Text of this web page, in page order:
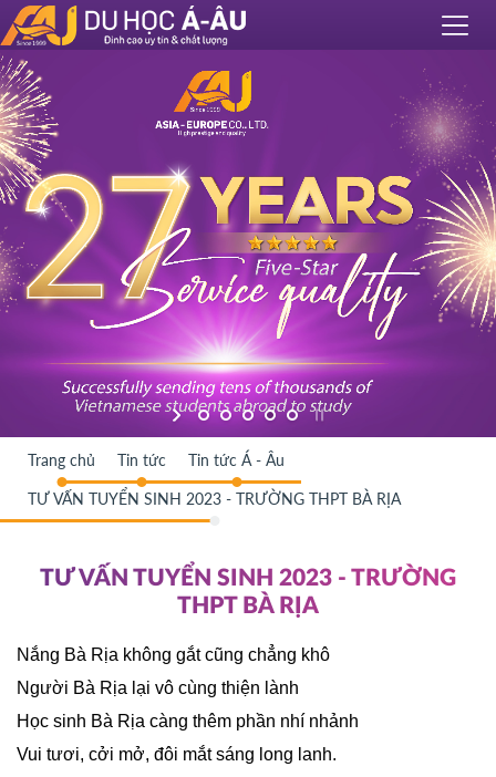
Trang chủ Tin tức Tin tức Á - Âu
TƯ VẤN TUYỂN SINH 2023 - TRƯỜNG THPT BÀ RỊA
TƯ VẤN TUYỂN SINH 2023 - TRƯỜNG
THPT BÀ RỊA
Nắng Bà Rịa không gắt cũng chẳng khô
Người Bà Rịa lại vô cùng thiện lành
Học sinh Bà Rịa càng thêm phần nhí nhảnh
Vui tươi, cởi mở, đôi mắt sáng long lanh.